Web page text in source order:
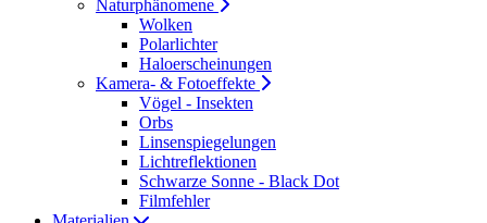
Naturphänomene
Wolken
Polarlichter
Haloerscheinungen
Kamera- & Fotoeffekte
Vögel - Insekten
Orbs
Linsenspiegelungen
Lichtreflektionen
Schwarze Sonne - Black Dot
Filmfehler